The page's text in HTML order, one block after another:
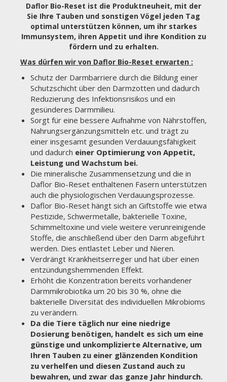
Daflor Bio-Reset ist die Produktneuheit, mit der
Sie Ihre Tauben und sonstigen Vögel jeden Tag
optimal unterstützen können, um ihr starkes
Immunsystem, ihren Appetit und ihre Kondition zu
fördern und zu erhalten.
Was dürfen wir von Daflor Bio-Reset erwarten :
Schutz der Darmbarriere durch die Bildung einer
Schutzschicht über den Darmzotten und dadurch
Reduzierung des Infektionsrisikos und ein
gesünderes Darmmilieu.
Sorgt für eine bessere Aufnahme von Nährstoffen,
Nahrungsergänzungsmitteln etc. und trägt zu
einer insgesamt gesunden Verdauungsfähigkeit
und dadurch einer Optimierung von Appetit,
Leistung und Wachstum bei.
Die mineralische Zusammensetzung und die in
Daflor Bio-Reset enthaltenen Fasern unterstützen
auch die physiologischen Verdauungsprozesse.
Daflor Bio-Reset hängt sich an Giftstoffe wie etwa
Pestizide, Schwermetalle, bakterielle Toxine,
Schimmeltoxine und viele weitere verunreinigende
Stoffe, die anschließend über den Darm abgeführt
werden. Dies entlastet Leber und Nieren.
Verdrängt Krankheitserreger und hat über einen
entzündungshemmenden Effekt.
Erhöht die Konzentration bereits vorhandener
Darmmikrobiotika um 20 bis 30 %, ohne die
bakterielle Diversität des individuellen Mikrobioms
zu verändern.
Da die Tiere täglich nur eine niedrige
Dosierung benötigen, handelt es sich um eine
günstige und unkomplizierte Alternative, um
Ihren Tauben zu einer glänzenden Kondition
zu verhelfen und diesen Zustand auch zu
bewahren, und zwar das ganze Jahr hindurch.